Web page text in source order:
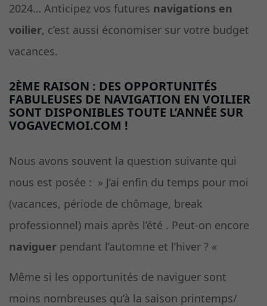
2024… Anticipez vos futures navigations en
voilier, c’est aussi économiser sur votre budget
vacances.
2ÈME RAISON : DES OPPORTUNITÉS
FABULEUSES DE NAVIGATION EN VOILIER
SONT DISPONIBLES TOUTE L’ANNÉE SUR
VOGAVECMOI.COM !
Nous avons souvent la question suivante qui
nous est posée : » J’ai enfin du temps pour moi
(vacances, période de chômage, break
professionnel) mais après l’été . Peut-on encore
naviguer pendant l’automne et l’hiver ? «
Même si les opportunités de naviguer sont
moins nombreuses qu’à la saison printemps/